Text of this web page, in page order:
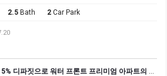
2.5 Bath 2 Car Park
짓으로 워터 프론트 프리미엄 아파트의 주인이 되세요!!